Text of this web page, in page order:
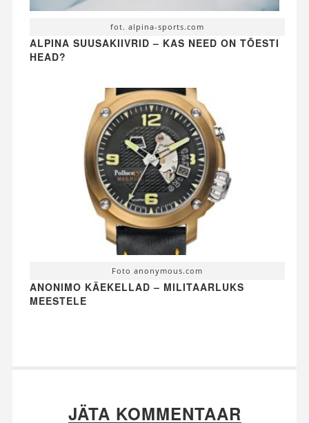
fot. alpina-sports.com
ALPINA SUUSAKIIVRID – KAS NEED ON TÕESTI
HEAD?
Foto anonymous.com
ANONIMO KÄEKELLAD – MILITAARLUKS
MEESTELE
JÄTA KOMMENTAAR